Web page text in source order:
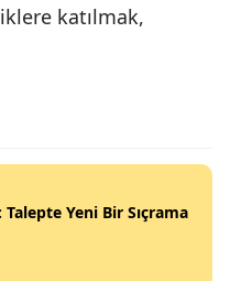
katılmak,
Talepte Yeni Bir Sıçrama